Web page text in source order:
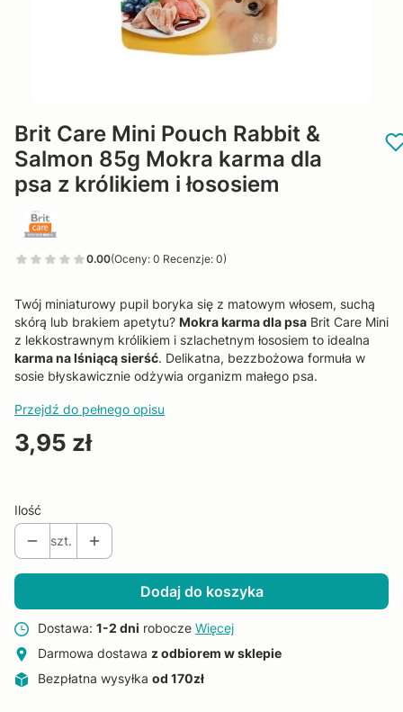
Brit Care Mini Pouch Rabbit &
Salmon 85g Mokra karma dla
psa z królikiem i łososiem
0.00(Oceny: 0 Recenzje: 0)
Twój miniaturowy pupil boryka się z matowym włosem, suchą
skórą lub brakiem apetytu? Mokra karma dla psa Brit Care Mini
z lekkostrawnym królikiem i szlachetnym łososiem to idealna
karma na lśniącą sierść. Delikatna, bezzbożowa formuła w
sosie błyskawicznie odżywia organizm małego psa.
Przejdź do pełnego opisu
Cena
3,95 zł
Ilość
szt.
Dodaj do koszyka
Dostawa: 1-2 dni robocze Więcej
Darmowa dostawa z odbiorem w sklepie
Bezpłatna wysyłka od 170zł